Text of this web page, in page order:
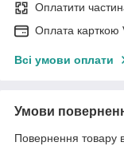
Оплатити
Оплата карткою
Всі умови оплати
Умови
Повернення товару